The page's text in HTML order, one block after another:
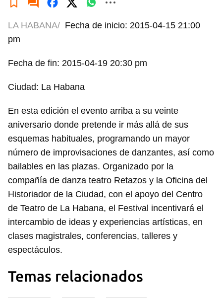
LA HABANA/ Fecha de inicio: 2015-04-15 21:00
pm
Fecha de fin: 2015-04-19 20:30 pm
Ciudad: La Habana
En esta edición el evento arriba a su veinte
aniversario donde pretende ir más allá de sus
esquemas habituales, programando un mayor
número de improvisaciones de danzantes, así como
bailables en las plazas. Organizado por la
compañía de danza teatro Retazos y la Oficina del
Historiador de la Ciudad, con el apoyo del Centro
de Teatro de La Habana, el Festival incentivará el
intercambio de ideas y experiencias artísticas, en
clases magistrales, conferencias, talleres y
espectáculos.
Temas relacionados